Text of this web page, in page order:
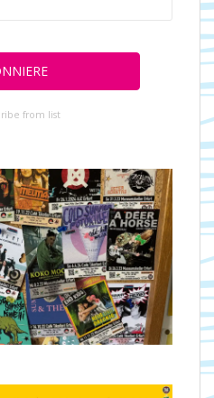
from list